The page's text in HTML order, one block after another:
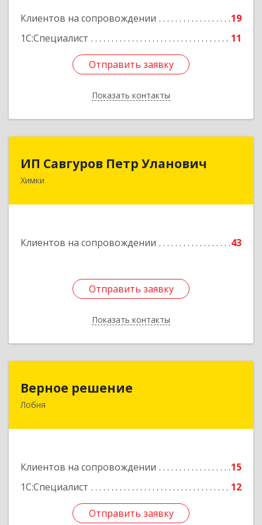
Клиентов на сопровождении
19
1С:Специалист
11
Отправить заявку
Показать контакты
Отправить заявку
Назад
ИП Савгуров Петр Уланович
Химки
Клиентов на сопровождении 43
Отправить заявку
Показать контакты
141407, Московская обл, Химки г, Молодежная
Отправить заявку
Назад
Верное решение
Лобня
Клиентов на сопровождении
15
1С:Специалист
12
Отправить заявку
141730, Московская обл, Лобня г, Чехова ул,
Отправить заявку